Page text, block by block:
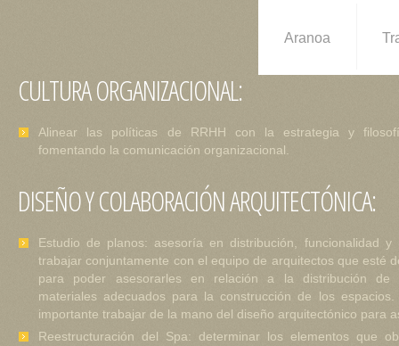
Aranoa
CULTURA ORGANIZACIONAL:
Alinear las políticas de RRHH con la estrategia y
fomentando la comunicación organizacional.
DISEÑO Y COLABORACIÓN ARQUITECTÓNICA:
Estudio de planos: asesoría en distribución, funcionalidad
trabajar conjuntamente con el equipo de arquitectos que esté
para poder asesorarles en relación a la distribución de
materiales adecuados para la construcción de los
importante trabajar de la mano del diseño arquitectónico para
Reestructuración del Spa: determinar los elementos que